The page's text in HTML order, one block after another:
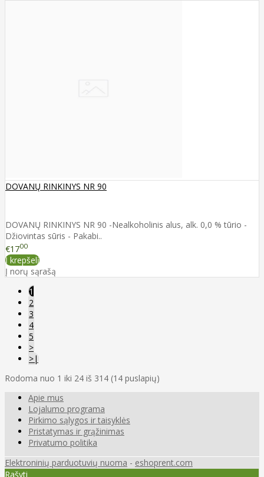
DOVANŲ RINKINYS NR 90
DOVANŲ RINKINYS NR 90 -Nealkoholinis alus, alk. 0,0 % tūrio -
Džiovintas sūris - Pakabi..
€1700
Į krepšelį
Į norų sąrašą
1
2
3
4
5
>
>|
Rodoma nuo 1 iki 24 iš 314 (14 puslapių)
Apie mus
Lojalumo programa
Pirkimo sąlygos ir taisyklės
Pristatymas ir grąžinimas
Privatumo politika
Elektroninių parduotuvių nuoma - eshoprent.com
Rašyti